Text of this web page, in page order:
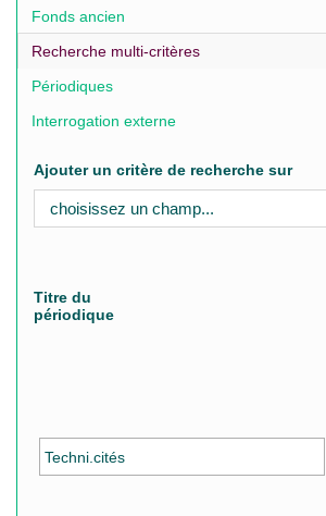
Fonds ancien
Recherche multi-critères
Périodiques
Interrogation externe
Ajouter un critère de recherche sur
Titre du
périodique